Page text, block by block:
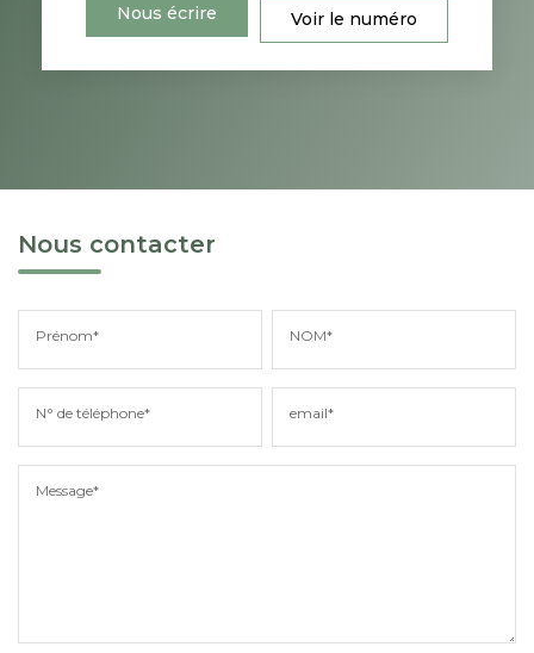
Nous écrire Voir le numéro
Nous contacter
Prénom* NOM*
N° de téléphone* email*
Message*